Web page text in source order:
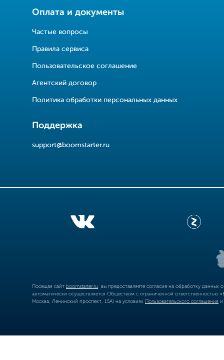
Оплата и документы
Частые вопросы
Правила сервиса
Пользовательское соглашение
Агентский договор
Политика обработки персональных данных
Поддержка
support@boomstarter.ru
Посещая сайт boomstarter.ru , вы предоставляете согласие на обработку
автоматически осуществляется Обществом с ограниченной
Москва, Ленинский проспект, 15А) на условиях Пользовательского соглашения и